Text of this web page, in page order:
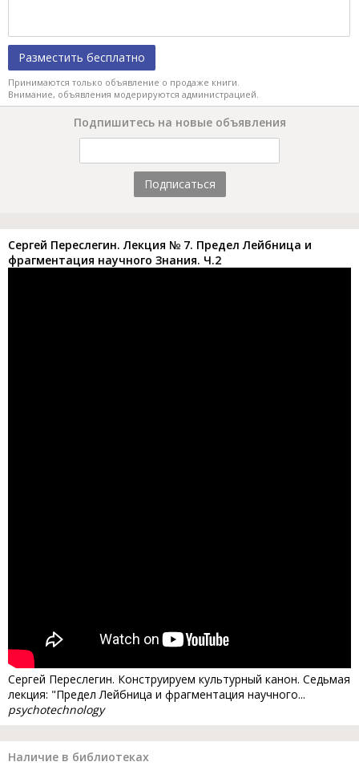
Разместить бесплатно
Принимаются только объявление о продаже книги.
Внимание, объявления модерируются администрацией.
Подпишитесь на новые объявления
Подписаться
Сергей Переслегин. Лекция № 7. Предел Лейбница и
фрагментация научного Знания. Ч.2
Сергей Переслегин. Конструируем культурный канон. Седьмая
лекция: "Предел Лейбница и фрагментация научного...
psychotechnology
Наличие в библиотеках